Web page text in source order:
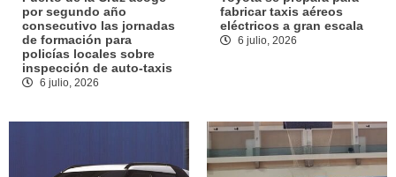
por segundo año
consecutivo las jornadas
de formación para
policías locales sobre
inspección de auto-taxis
6 julio, 2026
fabricar taxis aéreos
eléctricos a gran escala
6 julio, 2026